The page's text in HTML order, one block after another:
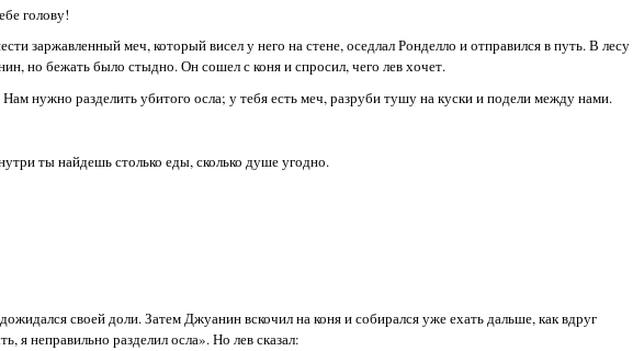
голову!
заржавленный меч, который висел у него на стене, оседлал Ронделло и отправился в путь. В лесу
но бежать было стыдно. Он сошел с коня и спросил, чего лев хочет.
нужно разделить убитого осла; у тебя есть меч, разруби тушу на куски и подели между нами.
ты найдешь столько еды, сколько душе угодно.
своей доли. Затем Джуанин вскочил на коня и собирался уже ехать дальше, как вдруг
я неправильно разделил осла». Но лев сказал: